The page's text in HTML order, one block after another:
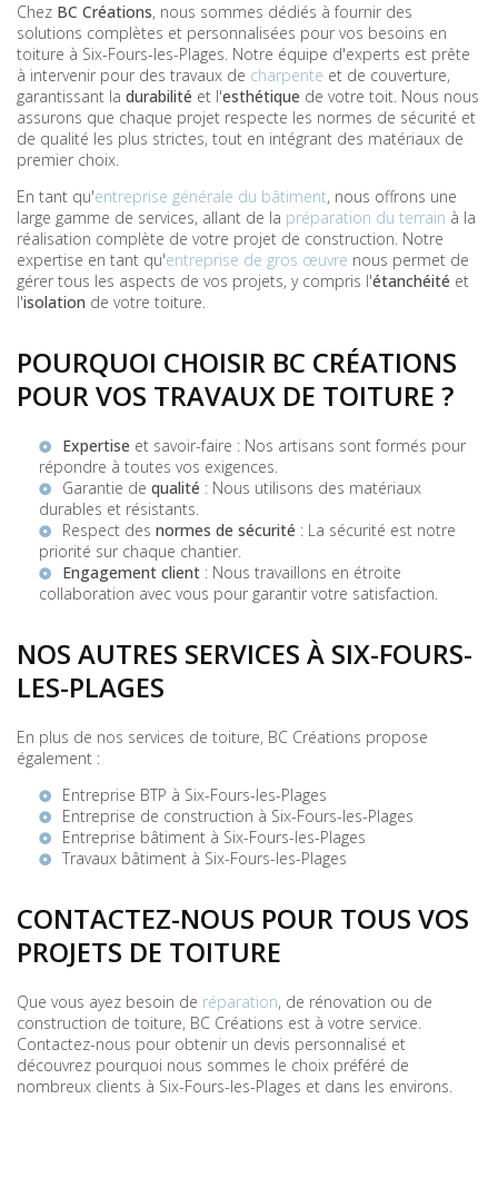
Chez BC Créations, nous sommes dédiés à fournir des
solutions complètes et personnalisées pour vos besoins en
toiture à Six-Fours-les-Plages. Notre équipe d'experts est prête
à intervenir pour des travaux de charpente et de couverture,
garantissant la durabilité et l'esthétique de votre toit. Nous nous
assurons que chaque projet respecte les normes de sécurité et
de qualité les plus strictes, tout en intégrant des matériaux de
premier choix.
En tant qu'entreprise générale du bâtiment, nous offrons une
large gamme de services, allant de la préparation du terrain à la
réalisation complète de votre projet de construction. Notre
expertise en tant qu'entreprise de gros œuvre nous permet de
gérer tous les aspects de vos projets, y compris l'étanchéité et
l'isolation de votre toiture.
POURQUOI CHOISIR BC CRÉATIONS
POUR VOS TRAVAUX DE TOITURE ?
Expertise et savoir-faire : Nos artisans sont formés pour
répondre à toutes vos exigences.
Garantie de qualité : Nous utilisons des matériaux
durables et résistants.
Respect des normes de sécurité : La sécurité est notre
priorité sur chaque chantier.
Engagement client : Nous travaillons en étroite
collaboration avec vous pour garantir votre satisfaction.
NOS AUTRES SERVICES À SIX-FOURS-
LES-PLAGES
En plus de nos services de toiture, BC Créations propose
également :
Entreprise BTP à Six-Fours-les-Plages
Entreprise de construction à Six-Fours-les-Plages
Entreprise bâtiment à Six-Fours-les-Plages
Travaux bâtiment à Six-Fours-les-Plages
CONTACTEZ-NOUS POUR TOUS VOS
PROJETS DE TOITURE
Que vous ayez besoin de réparation, de rénovation ou de
construction de toiture, BC Créations est à votre service.
Contactez-nous pour obtenir un devis personnalisé et
découvrez pourquoi nous sommes le choix préféré de
nombreux clients à Six-Fours-les-Plages et dans les environs.